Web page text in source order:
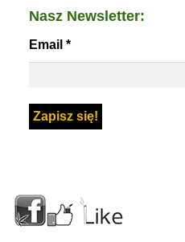
Nasz Newsletter:
Email *